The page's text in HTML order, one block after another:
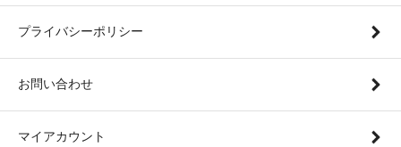
プライバシーポリシー
お問い合わせ
マイアカウント